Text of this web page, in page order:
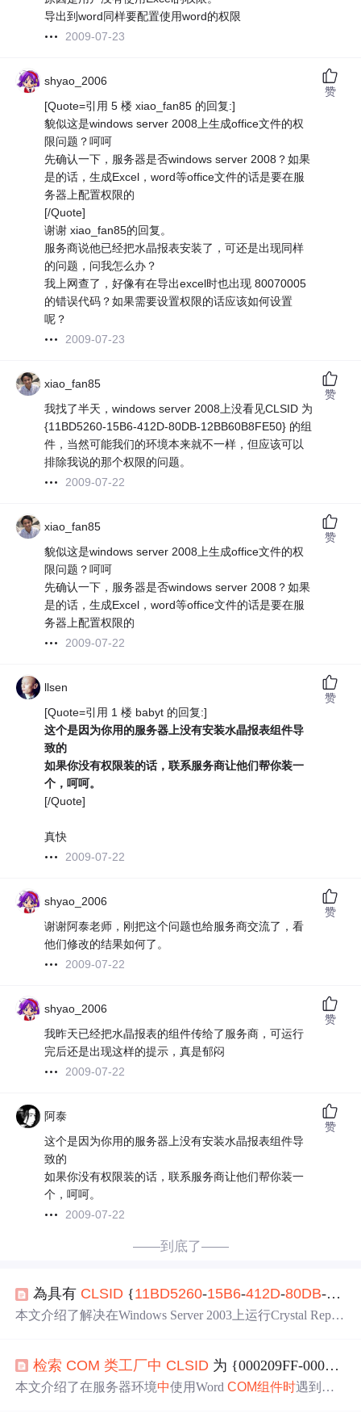
导出到word同样要配置使用word的权限
2009-07-23
shyao_2006
[Quote=引用 5 楼 xiao_fan85 的回复:]
貌似这是windows server 2008上生成office文件的权
限问题？呵呵
先确认一下，服务器是否windows server 2008？如果
是的话，生成Excel，word等office文件的话是要在服
务器上配置权限的
[/Quote]
谢谢 xiao_fan85的回复。
服务商说他已经把水晶报表安装了，可还是出现同样
的问题，问我怎么办？
我上网查了，好像有在导出excel时也出现 80070005
的错误代码？如果需要设置权限的话应该如何设置
呢？
2009-07-23
赞
xiao_fan85
我找了半天，windows server 2008上没看见CLSID 为
{11BD5260-15B6-412D-80DB-12BB60B8FE50} 的组
件，当然可能我们的环境本来就不一样，但应该可以
排除我说的那个权限的问题。
2009-07-22
赞
xiao_fan85
貌似这是windows server 2008上生成office文件的权
限问题？呵呵
先确认一下，服务器是否windows server 2008？如果
是的话，生成Excel，word等office文件的话是要在服
务器上配置权限的
2009-07-22
赞
llsen
[Quote=引用 1 楼 babyt 的回复:]
这个是因为你用的服务器上没有安装水晶报表组件导
致的
如果你没有权限装的话，联系服务商让他们帮你装一
个，呵呵。
[/Quote]
真快
2009-07-22
赞
shyao_2006
谢谢阿泰老师，刚把这个问题也给服务商交流了，看
他们修改的结果如何了。
2009-07-22
赞
shyao_2006
我昨天已经把水晶报表的组件传给了服务商，可运行
完后还是出现这样的提示，真是郁闷
2009-07-22
赞
阿泰
这个是因为你用的服务器上没有安装水晶报表组件导
致的
如果你没有权限装的话，联系服务商让他们帮你装一
个，呵呵。
2009-07-22
赞
——到底了——
為具有 CLSID {11BD5260-15B6-412D-80DB-
本文介绍了解决在Windows Server 2003上运行Crystal Report
检索 COM 类工厂中 CLSID 为 {000209FF-0000-0000-C000-000000000046} 的
本文介绍了在服务器环境中使用WordCOM组件时遇到的